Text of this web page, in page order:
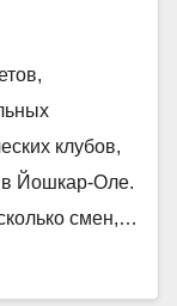
клубов,
в Йошкар-Оле.
смен,…